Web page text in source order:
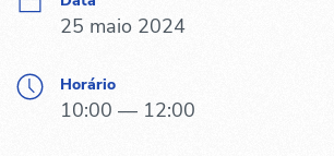
25 maio 2024
Horário
10:00 — 12:00